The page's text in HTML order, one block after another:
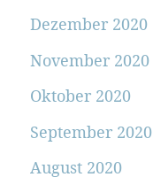
Dezember 2020
November 2020
Oktober 2020
September 2020
August 2020